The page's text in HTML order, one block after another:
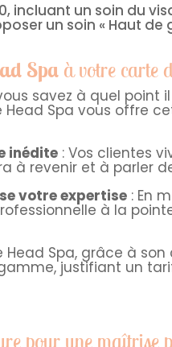
incluant un soin du
un soin « Haut de
Spa à votre carte
savez à quel point
Head Spa vous offre
inédite : Vos clientes
à revenir et à parler
votre expertise : En
à la
Head Spa, grâce à
justifiant un
pour une maîtrise